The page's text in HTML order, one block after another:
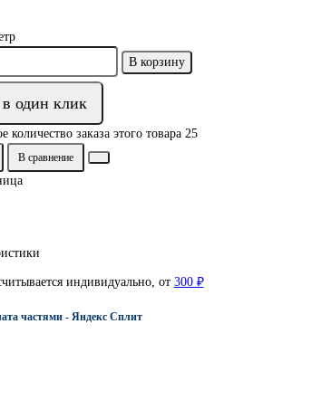
В корзину
один клик
заказа этого товара 25
В сравнение
индивидуально, от 300 ₽
частями - Яндекс Сплит